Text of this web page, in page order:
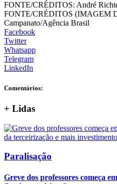
FONTE/CRÉDITOS: André
FONTE/CRÉDITOS (IMAGEM
Campanato/Agência Brasil
Facebook
Twitter
Whatsapp
Telegram
LinkedIn
Comentários:
+ Lidas
Paralisação
Greve dos professores começa